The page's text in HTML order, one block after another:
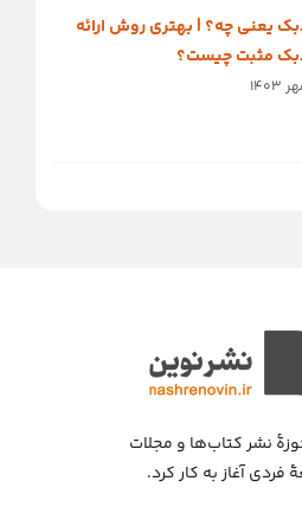
یعنی چه؟ | بهتری روش ارائه
مثبت چیست؟
از سال ۱۳۹۲ در حوزهٔ نشر کتاب‌ها و مجلات
آغاز به کار کرد.